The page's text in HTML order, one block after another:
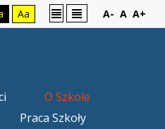
Aa A- A A+
O Szkole
Praca Szkoły